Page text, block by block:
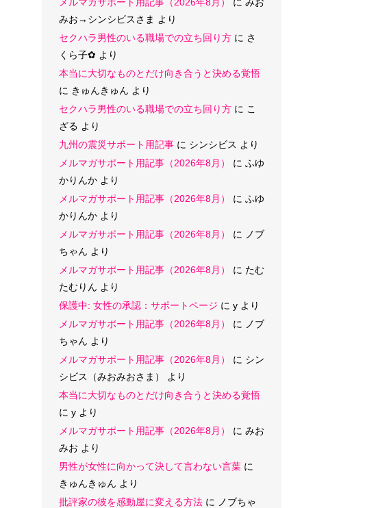
みお→シンシビスさま より
セクハラ男性のいる職場での立ち回り方 に さ
くら子‪✿ より
本当に大切なものとだけ向き合うと決める覚悟
に きゅんきゅん より
セクハラ男性のいる職場での立ち回り方 に こ
ざる より
九州の震災サポート用記事 に シンシビス より
メルマガサポート用記事（2026年8月）
に ふゆ
かりんか より
メルマガサポート用記事（2026年8月）
に ふゆ
かりんか より
メルマガサポート用記事（2026年8月）
に
ノブ
ちゃん より
メルマガサポート用記事（2026年8月）
に たむ
たむりん より
保護中: 女性の承認：サポートページ に y より
メルマガサポート用記事（2026年8月）
に
ノブ
ちゃん より
メルマガサポート用記事（2026年8月）
に シン
シビス（みおみおさま）
より
本当に大切なものとだけ向き合うと決める覚悟
に y より
メルマガサポート用記事（2026年8月）
に みお
みお より
男性が女性に向かって決して言わない言葉 に
きゅんきゅん より
批評家の彼を感動屋に変える方法 に
ノブちゃ